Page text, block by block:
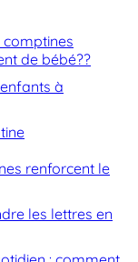
de bébé??
à
renforcent le
les lettres en